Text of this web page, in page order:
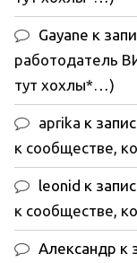
Gayane к
работодатель
тут хохлы*…)
aprika к
к сообществе,
leonid к
к сообществе,
Александр к